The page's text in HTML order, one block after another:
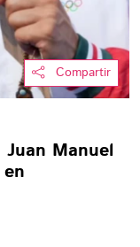
Compartir
Manuel